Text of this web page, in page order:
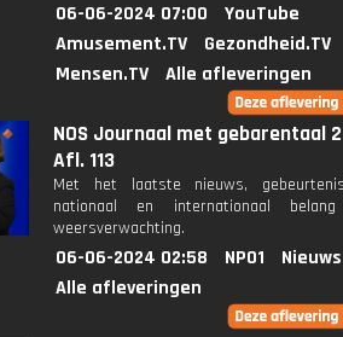
06-06-2024 07:00
YouTube
Amusement.TV
Gezondheid.TV
Mensen.TV
Alle afleveringen
NOS Journaal met gebarentaal
Afl. 113
Met het laatste nieuws,
nationaal en internationaal
weersverwachting.
06-06-2024 02:58 NPO1
Alle afleveringen